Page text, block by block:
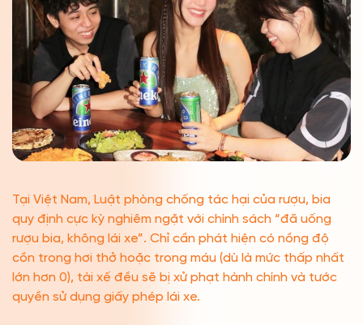
Tại Việt Nam, Luật phòng chống tác hại của rượu, bia
quy định cực kỳ nghiêm ngặt với chính sách “đã uống
rượu bia, không lái xe”. Chỉ cần phát hiện có nồng độ
cồn trong hơi thở hoặc trong máu (dù là mức thấp nhất
lớn hơn 0), tài xế đều sẽ bị xử phạt hành chính và tước
quyền sử dụng giấy phép lái xe.